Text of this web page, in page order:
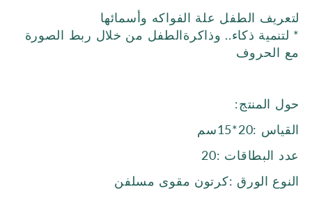
لتعريف الطفل علة الفواكه وأسمائها
* لتنمية ذكاء.. وذاكرةالطفل من خلال ربط الصورة
مع الحروف
حول المنتج:
القياس :20*15سم
عدد البطاقات :20
النوع الورق :كرتون مقوى مسلفن